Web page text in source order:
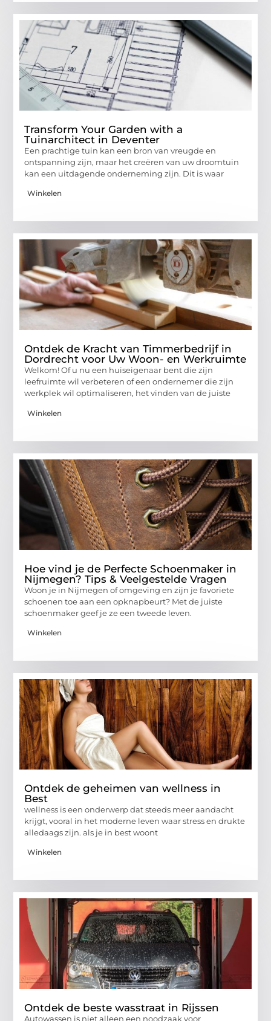
Transform Your Garden with a
Tuinarchitect in Deventer
Een prachtige tuin kan een bron van vreugde en
ontspanning zijn, maar het creëren van uw droomtuin
kan een uitdagende onderneming zijn. Dit is waar
Winkelen
Ontdek de Kracht van Timmerbedrijf in
Dordrecht voor Uw Woon- en Werkruimte
Welkom! Of u nu een huiseigenaar bent die zijn
leefruimte wil verbeteren of een ondernemer die zijn
werkplek wil optimaliseren, het vinden van de juiste
Winkelen
Hoe vind je de Perfecte Schoenmaker in
Nijmegen? Tips & Veelgestelde Vragen
Woon je in Nijmegen of omgeving en zijn je favoriete
schoenen toe aan een opknapbeurt? Met de juiste
schoenmaker geef je ze een tweede leven.
Winkelen
Ontdek de geheimen van wellness in
Best
wellness is een onderwerp dat steeds meer aandacht
krijgt, vooral in het moderne leven waar stress en drukte
alledaags zijn. als je in best woont
Winkelen
Ontdek de beste wasstraat in Rijssen
Autowassen is niet alleen een noodzaak voor